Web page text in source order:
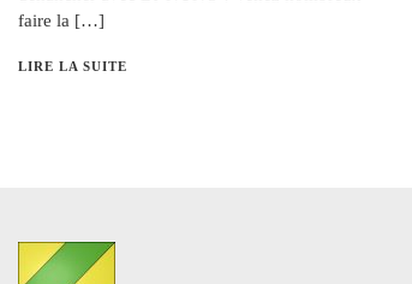
faire la […]
LIRE LA SUITE